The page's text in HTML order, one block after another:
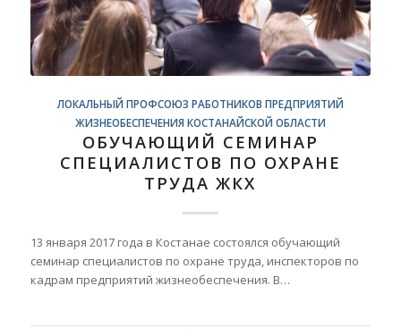
ЛОКАЛЬНЫЙ ПРОФСОЮЗ РАБОТНИКОВ ПРЕДПРИЯТИЙ
ЖИЗНЕОБЕСПЕЧЕНИЯ КОСТАНАЙСКОЙ ОБЛАСТИ
ОБУЧАЮЩИЙ СЕМИНАР
СПЕЦИАЛИСТОВ ПО ОХРАНЕ
ТРУДА ЖКХ
13 января 2017 года в Костанае состоялся обучающий
семинар специалистов по охране труда, инспекторов по
кадрам предприятий жизнеобеспечения. В…